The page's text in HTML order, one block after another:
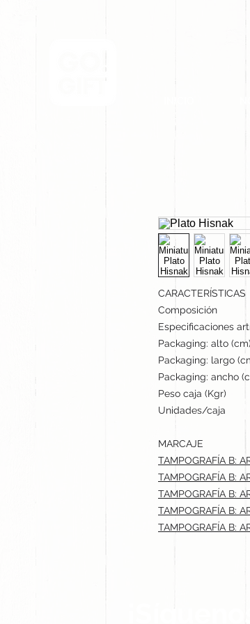
CARACTERÍSTICAS
Composición
Especificaciones
Packaging: alto (cm)
Packaging: largo
Packaging: ancho
Peso caja (Kgr)
Unidades/caja
MARCAJE
TAMPOGRAFÍA B:
TAMPOGRAFÍA B:
TAMPOGRAFÍA B:
TAMPOGRAFÍA B:
TAMPOGRAFÍA B: